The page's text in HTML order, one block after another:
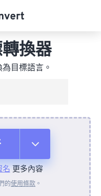
換器
目標語言。
名更多內容
的使用條款 。